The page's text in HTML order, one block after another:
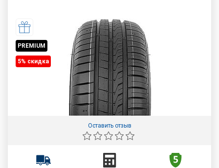
PREMIUM
5% cкидка
Оставить отзыв